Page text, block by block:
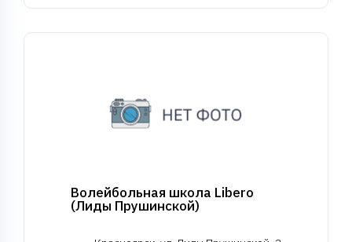
Волейбольная школа Libero
(Лиды Прушинской)